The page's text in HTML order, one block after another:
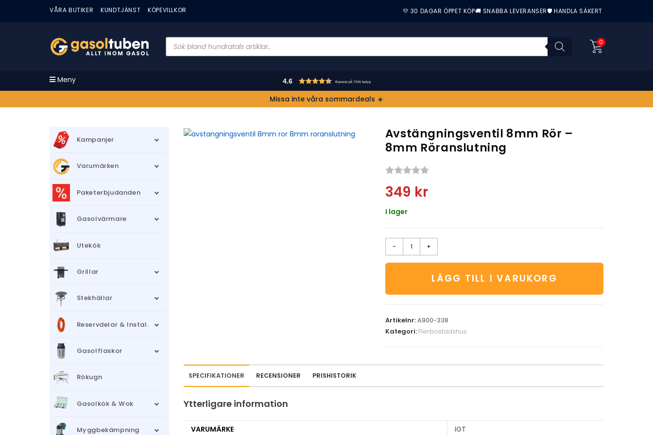
VÅRA BUTIKER KUNDTJÄNST KÖPEVILLKOR 💛 30 DAGAR ÖPPET KÖP🚚 SNABBA LEVERANSER🛡️ HANDLA SÄKERT
0
Meny 4.6 Baserat på 7245 betyg
Missa inte våra sommardeals ☀️
Avstängningsventil 8mm Rör –
8mm Röranslutning
349 kr
I lager
- +
LÄGG TILL I VARUKORG
Artikelnr:A900-338
Kategori: Flerbostadshus
SPECIFIKATIONER RECENSIONER PRISHISTORIK
Ytterligare information
VARUMÄRKE IGT
Kampanjer
Varumärken
Paketerbjudanden
Gasolvärmare
Utekök
Grillar
Stekhällar
Reservdelar & Instal.
Gasolflaskor
Rökugn
Gasolkök & Wok
Myggbekämpning